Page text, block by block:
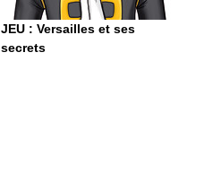
JEU : Versailles et ses
secrets